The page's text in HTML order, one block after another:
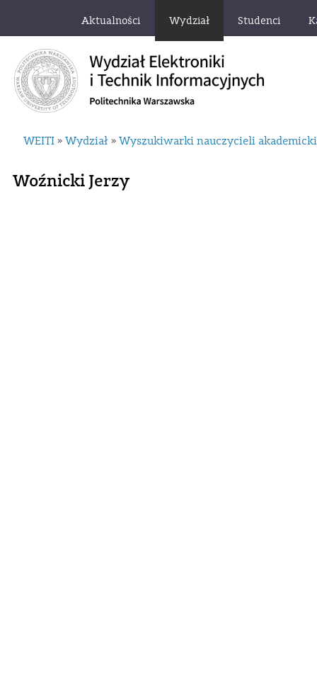
Aktualności Wydział Studenci
WEITI » Wydział » Wyszukiwarki nauczycieli
Woźnicki Jerzy